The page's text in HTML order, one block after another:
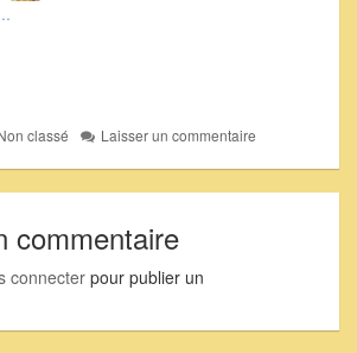
classé Laisser un commentaire
commentaire
connecter pour publier un